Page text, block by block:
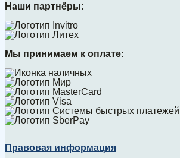
Наши партнёры:
Мы принимаем к оплате:
Правовая информация